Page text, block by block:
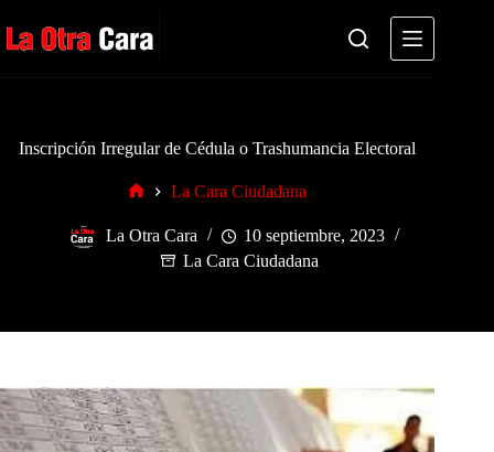
al
contenido
Inscripción Irregular de Cédula o Trashumancia Electoral
La Cara Ciudadana
La Otra Cara
10 septiembre, 2023
La Cara Ciudadana